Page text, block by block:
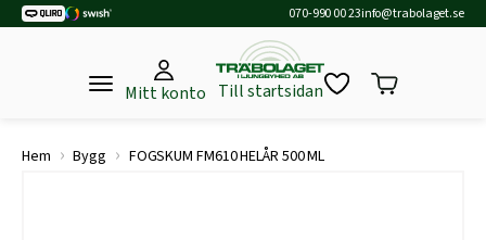
070-990 00 23info@trabolaget.se
Mitt konto Till startsidan
Hem › Bygg › FOGSKUM FM610 HELÅR 500 ML